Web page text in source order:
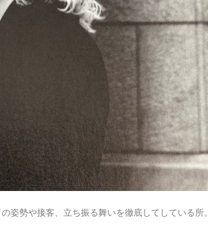
姿勢や接客、立ち振る舞いを徹底してしている所。